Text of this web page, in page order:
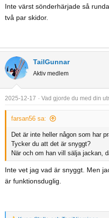
Inte värst sönderhärjade så
två par skidor.
TailGunnar
Aktiv medlem
2025-12-17 Vad gjorde du med din
farsan56 sa:
Det är inte heller någon som har
Tycker du att det är snyggt?
När och om han vill sälja jackan,
Inte vet jag vad är snyggt. Men
är funktionsduglig.